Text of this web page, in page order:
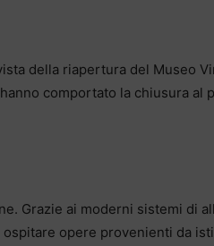
della riapertura del Museo
comportato la chiusura al
Grazie ai moderni sistemi di
opere provenienti da